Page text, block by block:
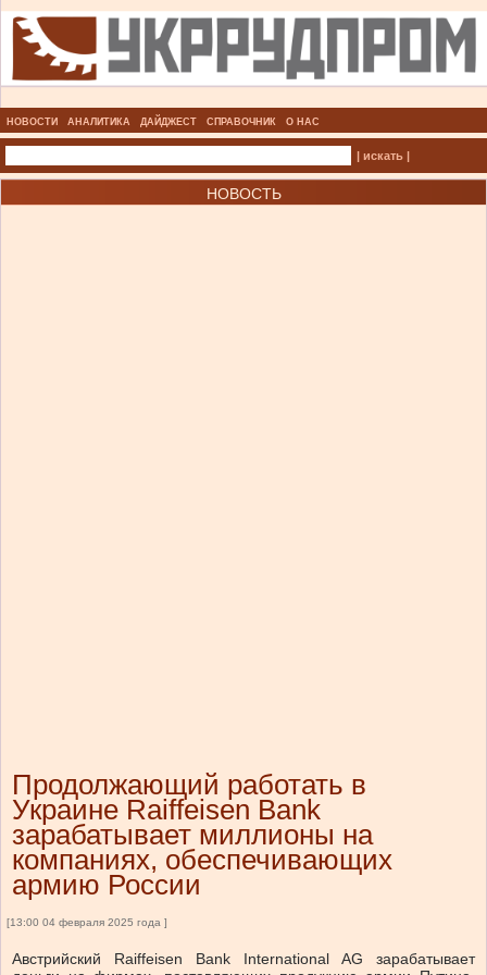
НОВОСТИ АНАЛИТИКА ДАЙДЖЕСТ СПРАВОЧНИК О НАС
| искать |
НОВОСТЬ
Продолжающий работать в
Украине Raiffeisen Bank
зарабатывает миллионы на
компаниях, обеспечивающих
армию России
[13:00 04 февраля 2025 года ]
Австрийский Raiffeisen Bank International AG зарабатывает